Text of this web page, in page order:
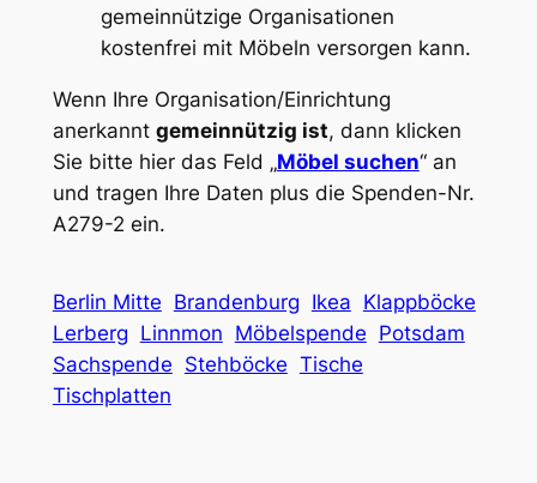
gemeinnützige Organisationen
kostenfrei mit Möbeln versorgen kann.
Wenn Ihre Organisation/Einrichtung
anerkannt gemeinnützig ist, dann klicken
Sie bitte hier das Feld „Möbel suchen“ an
und tragen Ihre Daten plus die Spenden-Nr.
A279-2 ein.
Berlin Mitte Brandenburg Ikea Klappböcke
Lerberg Linnmon Möbelspende Potsdam
Sachspende Stehböcke Tische
Tischplatten